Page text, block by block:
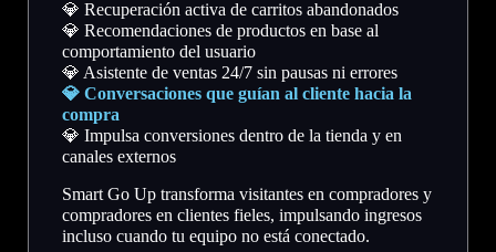
💎 Recuperación activa de carritos abandonados
💎 Recomendaciones de productos en base al
comportamiento del usuario
💎 Asistente de ventas 24/7 sin pausas ni errores
💎 Conversaciones que guían al cliente hacia la
compra
💎 Impulsa conversiones dentro de la tienda y en
canales externos
Smart Go Up transforma visitantes en compradores y
compradores en clientes fieles, impulsando ingresos
incluso cuando tu equipo no está conectado.